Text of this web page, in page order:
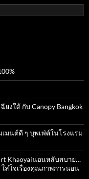
ยงใต้ กับ Canopy Bangkok
มนต์ดี ๆ บุพเฟ่ต์ในโรงแรม
Khaoyaiนอนหลับสบาย…
ส่ใจเรื่องคุณภาพการนอน